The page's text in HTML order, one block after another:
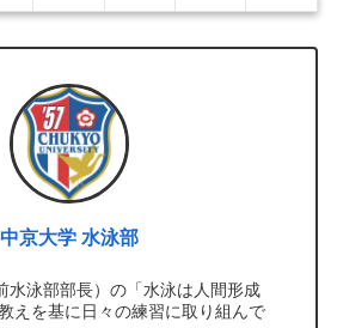
中京大学 水泳部
水泳部部長）の「水泳は人間形成
えを基に日々の練習に取り組んで